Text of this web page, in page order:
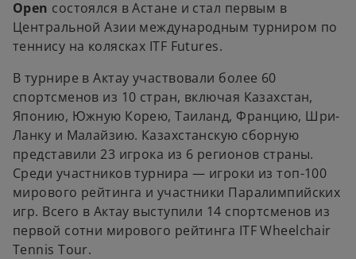
Open состоялся в Астане и стал первым в
Центральной Азии международным турниром по
теннису на колясках ITF Futures.
В турнире в Актау участвовали более 60
спортсменов из 10 стран, включая Казахстан,
Японию, Южную Корею, Таиланд, Францию, Шри-
Ланку и Малайзию. Казахстанскую сборную
представили 23 игрока из 6 регионов страны.
Среди участников турнира — игроки из топ-100
мирового рейтинга и участники Паралимпийских
игр. Всего в Актау выступили 14 спортсменов из
первой сотни мирового рейтинга ITF Wheelchair
Tennis Tour.